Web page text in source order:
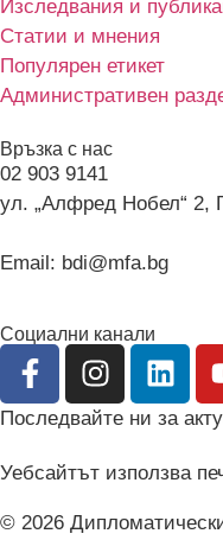
Изследвания и
Статии и мнения
Популярен етикет
Административен
Връзка с нас
02 903 9141
ул. „Алфред Нобел“ 2,
Email: bdi@mfa.bg
Социални канали
Последвайте ни за
Уебсайтът използва
© 2026